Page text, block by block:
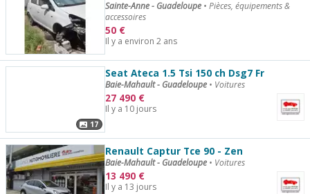
Sainte-Anne - Guadeloupe • Pièces, équipements &
accessoires
50 €
Il y a environ 2 ans
17
Seat Ateca 1.5 Tsi 150 ch Dsg7 Fr
Baie-Mahault - Guadeloupe • Voitures
27 490 €
Il y a 10 jours
Renault Captur Tce 90 - Zen
Baie-Mahault - Guadeloupe • Voitures
13 490 €
Il y a 13 jours